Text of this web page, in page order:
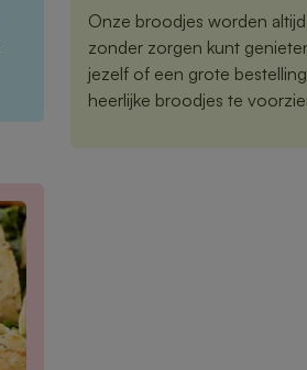
Onze broodjes worden
zonder zorgen kunt
jezelf of een grote
heerlijke broodjes te